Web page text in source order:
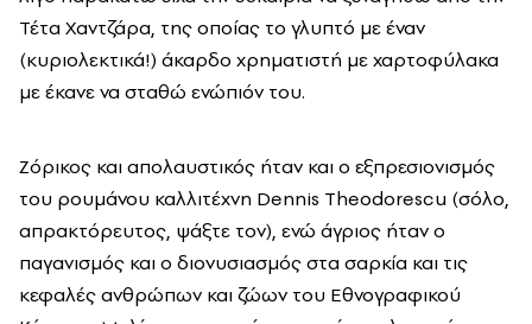
Τέτα Χαντζάρα, της οποίας το γλυπτό με έναν
(κυριολεκτικά!) άκαρδο χρηματιστή με χαρτοφύλακα
με έκανε να σταθώ ενώπιόν του.
Ζόρικος και απολαυστικός ήταν και ο εξπρεσιονισμός
του ρουμάνου καλλιτέχνη Dennis Theodorescu (σόλο,
απρακτόρευτος, ψάξτε τον), ενώ άγριος ήταν ο
παγανισμός και ο διονυσιασμός στα σαρκία και τις
κεφαλές ανθρώπων και ζώων του Εθνογραφικού